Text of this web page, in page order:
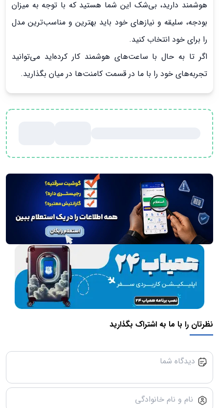
هوشمند دارید، بی‌شک این شما هستید که با توجه به میزان
بودجه، سلیقه و نیازهای خود باید بهترین و مناسب‌ترین مدل
را برای خود انتخاب کنید.
اگر تا به حال با ساعت‌های هوشمند کار کرده‌اید می‌توانید
تجربه‌های خود را با ما در قسمت کامنت‌ها در میان بگذارید.
نظرتان را با ما به اشتراک بگذارید